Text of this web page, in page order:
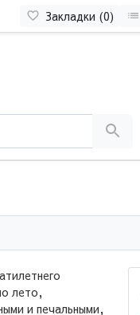
Закладки (0)
лето,
и печальными,